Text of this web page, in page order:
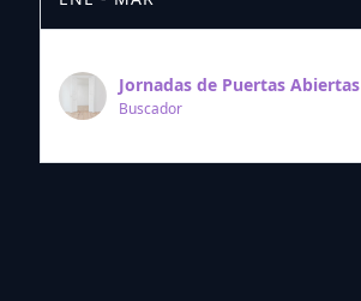
Jornadas de Puertas Abiertas
Buscador